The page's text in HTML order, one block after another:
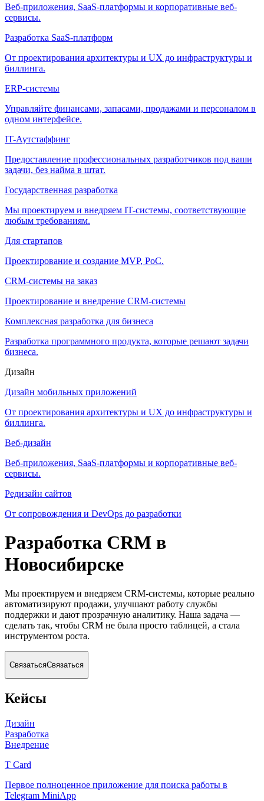
Веб-приложения, SaaS-платформы и корпоративные веб-
сервисы.
Разработка SaaS-платформ
От проектирования архитектуры и UX до инфраструктуры и
биллинга.
ERP-системы
Управляйте финансами, запасами, продажами и персоналом в
одном интерфейсе.
IT-Аутстаффинг
Предоставление профессиональных разработчиков под ваши
задачи, без найма в штат.
Государственная разработка
Мы проектируем и внедряем IT-системы, соответствующие
любым требованиям.
Для стартапов
Проектирование и создание MVP, PoC.
CRM-системы на заказ
Проектирование и внедрение CRM-системы
Комплексная разработка для бизнеса
Разработка программного продукта, которые решают задачи
бизнеса.
Дизайн
Дизайн мобильных приложений
От проектирования архитектуры и UX до инфраструктуры и
биллинга.
Веб-дизайн
Веб-приложения, SaaS-платформы и корпоративные веб-
сервисы.
Редизайн сайтов
От сопровождения и DevOps до разработки
Разработка CRM в
Новосибирске
Мы проектируем и внедряем CRM-системы, которые реально
автоматизируют продажи, улучшают работу службы
поддержки и дают прозрачную аналитику. Наша задача —
сделать так, чтобы CRM не была просто таблицей, а стала
инструментом роста.
СвязатьсяСвязаться
Кейсы
Дизайн
Разработка
Внедрение
T Card
Первое полноценное приложение для поиска работы в
Telegram MiniApp